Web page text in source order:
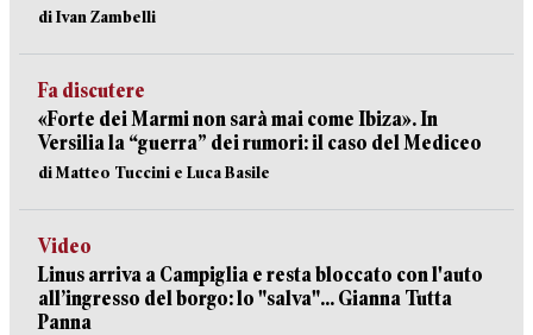
di Ivan Zambelli
Fa discutere
«Forte dei Marmi non sarà mai come Ibiza». In
Versilia la “guerra” dei rumori: il caso del Mediceo
di Matteo Tuccini e Luca Basile
Video
Linus arriva a Campiglia e resta bloccato con l'auto
all’ingresso del borgo: lo "salva"... Gianna Tutta
Panna